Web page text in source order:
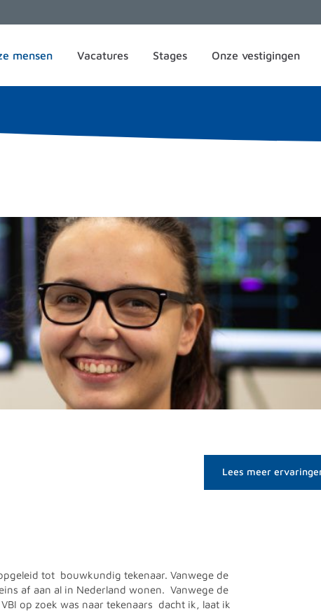
mensen Vacatures Stages Onze vestigingen
tot bouwkundig tekenaar. Vanwege de
af aan al in Nederland wonen. Vanwege de
op zoek was naar tekenaars dacht ik, laat ik
Lees meer